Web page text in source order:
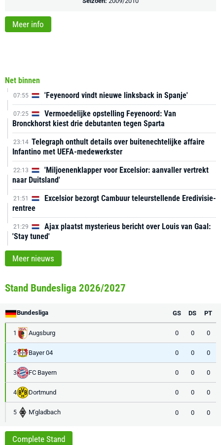
Net binnen
07:55 'Feyenoord vindt nieuwe linksback in Spanje'
07:25
Vermoedelijke opstelling Feyenoord: Van
Bronckhorst kiest drie debutanten tegen Sparta
23:14 Telegraph onthult details over buitenechtelijke affaire
Infantino met UEFA-medewerkster
22:13
'Miljoenenklapper voor Excelsior: aanvaller vertrekt
naar Duitsland'
21:51
Excelsior bezorgt Cambuur teleurstellende Eredivisie-
rentree
21:29
Ajax plaatst mysterieus bericht over Louis van Gaal:
'Stay tuned'
Meer nieuws
Meer info
Stand Bundesliga 2026/2027
Bundesliga GS DS PT
1 Augsburg 0 0 0
2 Bayer 04 0 0 0
3 FC Bayern 0 0 0
4 Dortmund 0 0 0
5 M'gladbach 0 0 0
Complete Stand